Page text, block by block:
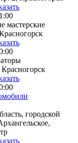
мастерские
городской